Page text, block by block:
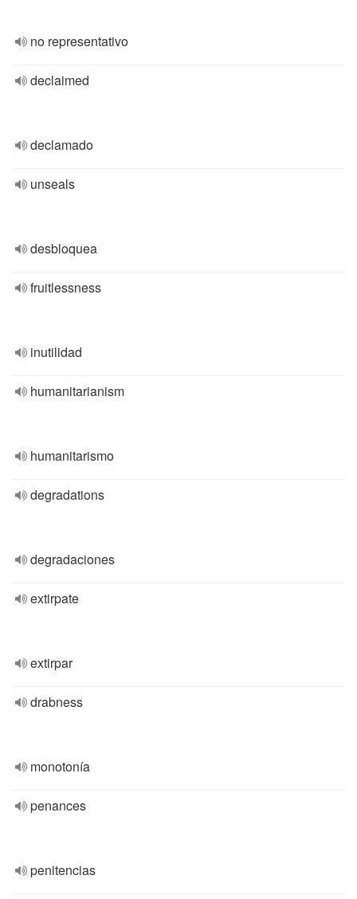
no representativo
declaimed
declamado
unseals
desbloquea
fruitlessness
inutilidad
humanitarianism
humanitarismo
degradations
degradaciones
extirpate
extirpar
drabness
monotonía
penances
penitencias